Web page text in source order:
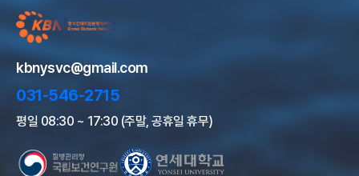
kbnysvc@gmail.com
031-546-2715
평일 08:30 ~ 17:30 (주말, 공휴일 휴무)